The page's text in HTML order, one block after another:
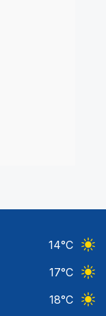
14°C
17°C
18°C